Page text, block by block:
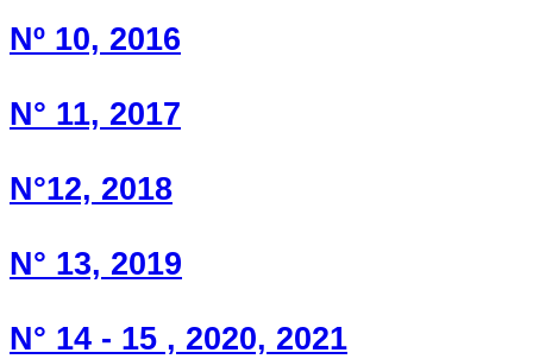
Nº 10, 2016
N° 11, 2017
N°12, 2018
N° 13, 2019
N° 14 - 15 , 2020, 2021